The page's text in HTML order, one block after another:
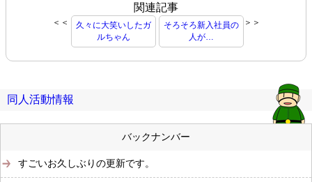
関連記事
＜＜
久々に大笑いしたガ
ルちゃん
そろそろ新入社員の
人が…
＞＞
同人活動情報
バックナンバー
すごいお久しぶりの更新です。